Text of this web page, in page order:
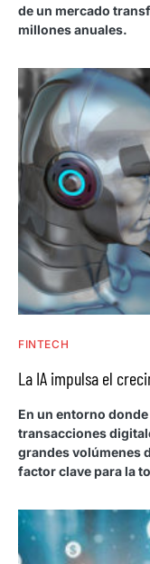
de un mercado
millones anuales.
FINTECH
La IA impulsa el
En un entorno
transacciones
grandes volúmenes
factor clave para la